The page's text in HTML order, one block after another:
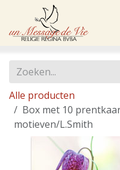
Overslaan naar inhoud
Alle producten
Box met 10
motieven/L.Smith